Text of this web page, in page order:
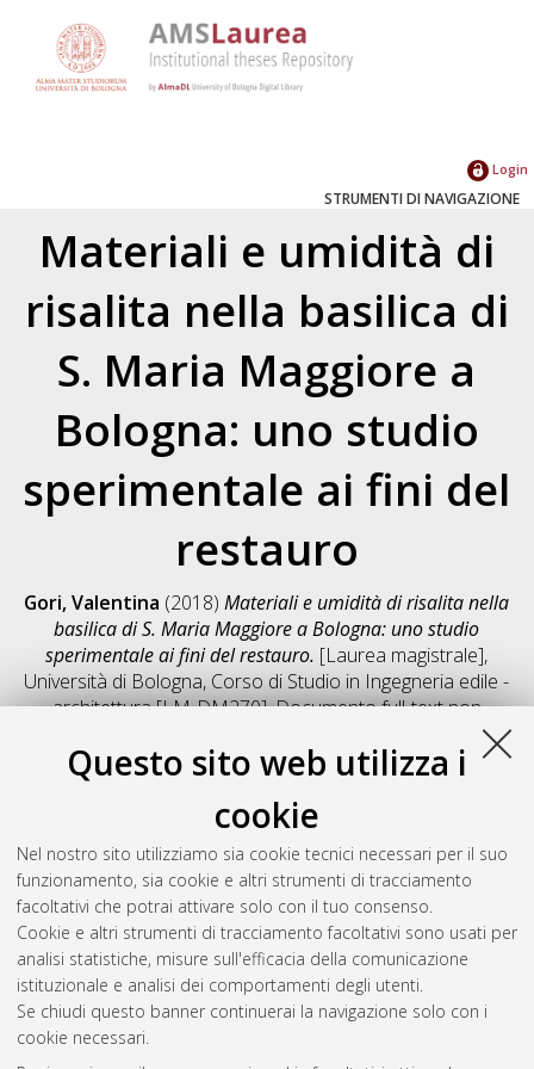
Questo sito web utilizza i
cookie
Nel nostro sito utilizziamo sia cookie tecnici necessari per il suo
funzionamento, sia cookie e altri strumenti di tracciamento
facoltativi che potrai attivare solo con il tuo consenso.
Cookie e altri strumenti di tracciamento facoltativi sono usati per
analisi statistiche, misure sull'efficacia della comunicazione
istituzionale e analisi dei comportamenti degli utenti.
Se chiudi questo banner continuerai la navigazione solo con i
cookie necessari.
Login
STRUMENTI DI NAVIGAZIONE
Materiali e umidità di
risalita nella basilica di
S. Maria Maggiore a
Bologna: uno studio
sperimentale ai fini del
restauro
Gori, Valentina (2018)Materiali e umidità di risalita nella
basilica di S. Maria Maggiore a Bologna: uno studio
sperimentale ai fini del restauro. [Laurea magistrale],
Università di Bologna, Corso di Studio in Ingegneria edile -
architettura [LM-DM270], Documento full-text non
Salva citazione
Condividi
Il full-text non è disponibile per scelta dell'autore. (
Abstract
Altri metadati
Gestione del documento: